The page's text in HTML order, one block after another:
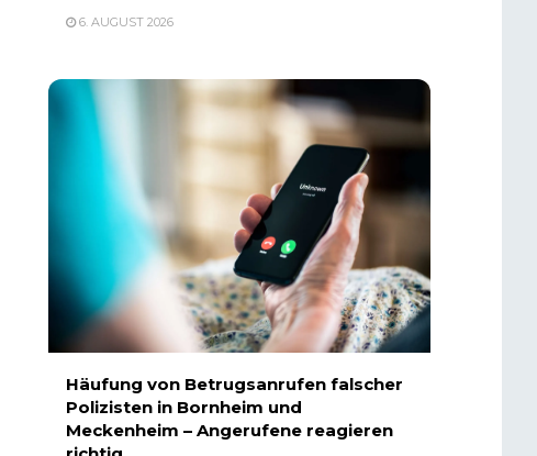
6. AUGUST 2026
Häufung von Betrugsanrufen falscher
Polizisten in Bornheim und
Meckenheim – Angerufene reagieren